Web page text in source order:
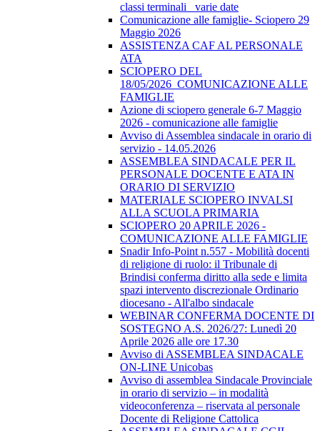
classi terminali_ varie date
Comunicazione alle famiglie- Sciopero 29
Maggio 2026
ASSISTENZA CAF AL PERSONALE
ATA
SCIOPERO DEL
18/05/2026_COMUNICAZIONE ALLE
FAMIGLIE
Azione di sciopero generale 6-7 Maggio
2026 - comunicazione alle famiglie
Avviso di Assemblea sindacale in orario di
servizio - 14.05.2026
ASSEMBLEA SINDACALE PER IL
PERSONALE DOCENTE E ATA IN
ORARIO DI SERVIZIO
MATERIALE SCIOPERO INVALSI
ALLA SCUOLA PRIMARIA
SCIOPERO 20 APRILE 2026 -
COMUNICAZIONE ALLE FAMIGLIE
Snadir Info-Point n.557 - Mobilità docenti
di religione di ruolo: il Tribunale di
Brindisi conferma diritto alla sede e limita
spazi intervento discrezionale Ordinario
diocesano - All'albo sindacale
WEBINAR CONFERMA DOCENTE DI
SOSTEGNO A.S. 2026/27: Lunedì 20
Aprile 2026 alle ore 17.30
Avviso di ASSEMBLEA SINDACALE
ON-LINE Unicobas
Avviso di assemblea Sindacale Provinciale
in orario di servizio – in modalità
videoconferenza – riservata al personale
Docente di Religione Cattolica